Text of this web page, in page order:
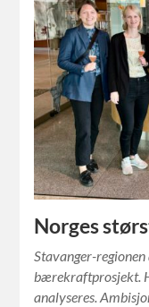
Norges
Stavanger-
bærekraftprosjekt.
analyseres.